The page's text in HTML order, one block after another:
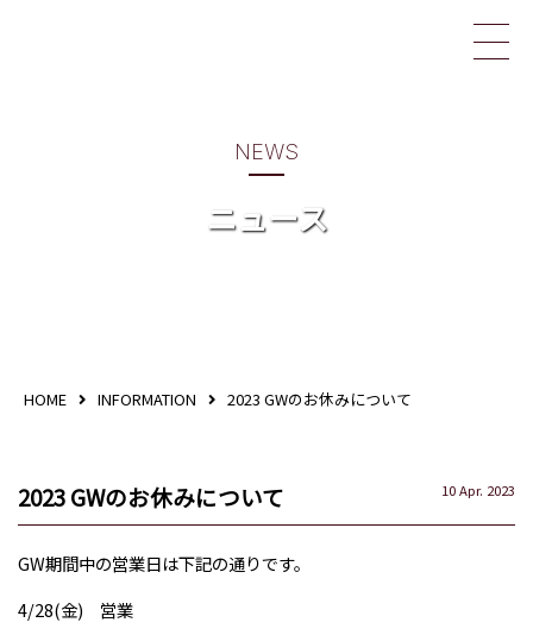
イリス薬局
NEWS
ニュース
HOME INFORMATION 2023 GWのお休みについて
2023 GWのお休みについて 10 Apr. 2023
GW期間中の営業日は下記の通りです。
4/28(金) 営業